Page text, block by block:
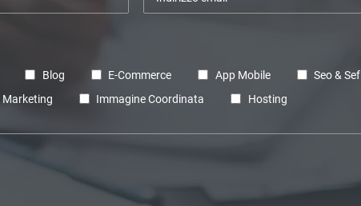
Blog E-Commerce App Mobile
Seo & Sef
Marketing
Immagine Coordinata Hosting